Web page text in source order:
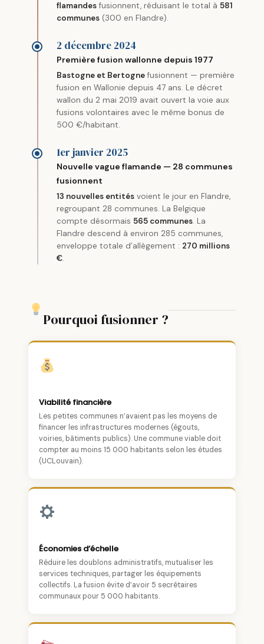
flamandesfusionnent, réduisant le total à 581
communes (300 en Flandre).
2 décembre 2024
Première fusion wallonne depuis 1977
Bastogne et Bertognefusionnent — première
fusion en Wallonie depuis 47 ans. Le décret
wallon du 2 mai 2019 avait ouvert la voie aux
fusions volontaires avec le même bonus de
500 €/habitant.
1er janvier 2025
Nouvelle vague flamande — 28 communes
fusionnent
13 nouvelles entités voient le jour en Flandre,
regroupant 28 communes. La Belgique
compte désormais 565 communes. La
Flandre descend à environ 285 communes,
enveloppe totale d’allègement : 270 millions
€.
Pourquoi fusionner ?
Viabilité financière
Les petites communes n’avaient pas les moyens de
financer les infrastructures modernes (égouts,
voiries, bâtiments publics). Une commune viable doit
compter au moins 15 000 habitants selon les études
(UCLouvain).
Économies d’échelle
Réduire les doublons administratifs, mutualiser les
services techniques, partager les équipements
collectifs. La fusion évite d’avoir 5 secrétaires
communaux pour 5 000 habitants.